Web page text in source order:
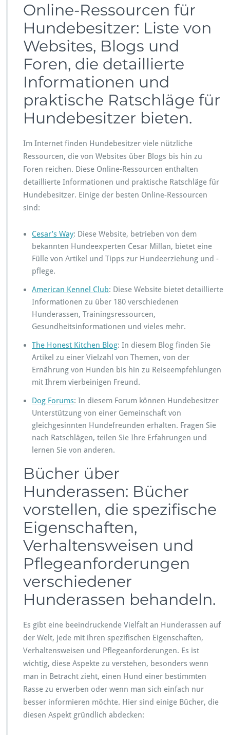
Online-Ressourcen für
Hundebesitzer: Liste von
Websites, Blogs und
Foren, die detaillierte
Informationen und
praktische Ratschläge für
Hundebesitzer bieten.
Im Internet finden Hundebesitzer viele nützliche
Ressourcen, die von Websites über Blogs bis hin zu
Foren reichen. Diese Online-Ressourcen enthalten
detaillierte Informationen und praktische Ratschläge für
Hundebesitzer. Einige der besten Online-Ressourcen
sind:
Cesar’s Way: Diese Website, betrieben von dem
bekannten Hundeexperten Cesar Millan, bietet eine
Fülle von Artikel und Tipps zur Hundeerziehung und -
pflege.
American Kennel Club: Diese Website bietet detaillierte
Informationen zu über 180 verschiedenen
Hunderassen, Trainingsressourcen,
Gesundheitsinformationen und vieles mehr.
The Honest Kitchen Blog: In diesem Blog finden Sie
Artikel zu einer Vielzahl von Themen, von der
Ernährung von Hunden bis hin zu Reiseempfehlungen
mit Ihrem vierbeinigen Freund.
Dog Forums: In diesem Forum können Hundebesitzer
Unterstützung von einer Gemeinschaft von
gleichgesinnten Hundefreunden erhalten. Fragen Sie
nach Ratschlägen, teilen Sie Ihre Erfahrungen und
lernen Sie von anderen.
Bücher über
Hunderassen: Bücher
vorstellen, die spezifische
Eigenschaften,
Verhaltensweisen und
Pflegeanforderungen
verschiedener
Hunderassen behandeln.
Es gibt eine beeindruckende Vielfalt an Hunderassen auf
der Welt, jede mit ihren spezifischen Eigenschaften,
Verhaltensweisen und Pflegeanforderungen. Es ist
wichtig, diese Aspekte zu verstehen, besonders wenn
man in Betracht zieht, einen Hund einer bestimmten
Rasse zu erwerben oder wenn man sich einfach nur
besser informieren möchte. Hier sind einige Bücher, die
diesen Aspekt gründlich abdecken: